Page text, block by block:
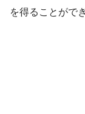
を得ることがで